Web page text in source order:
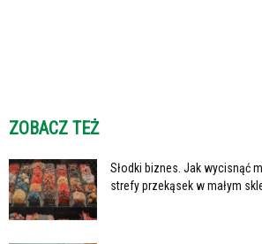
ZOBACZ TEŻ
Słodki biznes. Jak wycisnąć
strefy przekąsek w małym